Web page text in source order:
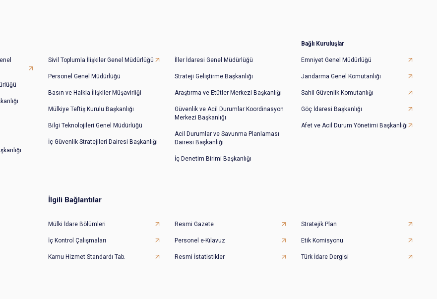
Sivil Toplumla İlişkiler Genel Müdürlüğü
Personel Genel Müdürlüğü
Basın ve Halkla İlişkiler Müşavirliği
Mülkiye Teftiş Kurulu Başkanlığı
Bilgi Teknolojileri Genel Müdürlüğü
İç Güvenlik Stratejileri Dairesi Başkanlığı
İller İdaresi Genel Müdürlüğü
Strateji Geliştirme Başkanlığı
Araştırma ve Etütler Merkezi Başkanlığı
Güvenlik ve Acil Durumlar Koordinasyon
Merkezi Başkanlığı
Acil Durumlar ve Savunma Planlaması
Dairesi Başkanlığı
İç Denetim Birimi Başkanlığı
Bağlı Kuruluşlar
Emniyet Genel Müdürlüğü
Jandarma Genel Komutanlığı
Sahil Güvenlik Komutanlığı
Göç İdaresi Başkanlığı
Afet ve Acil Durum Yönetimi Başkanlığı
İlgili Bağlantılar
Mülki İdare Bölümleri
İç Kontrol Çalışmaları
Kamu Hizmet Standardı Tab.
Resmi Gazete
Personel e-Kılavuz
Resmi İstatistikler
Stratejik Plan
Etik Komisyonu
Türk İdare Dergisi